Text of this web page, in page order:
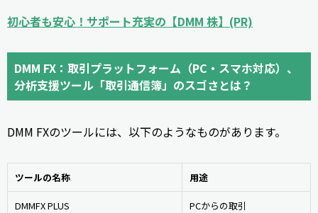
初心者も安心！サポート充実の【DMM 株】(PR)
DMM FX：取引プラットフォーム（PC・スマホ対応）、
分析支援ツール「取引通信簿」のスゴさとは？
DMM FXのツールには、以下のようなものがあります。
ツールの名称 用途
DMMFX PLUS PCからの取引